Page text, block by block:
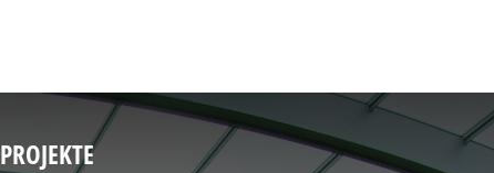
PROJEKTE